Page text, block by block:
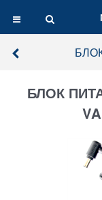
БЛОК